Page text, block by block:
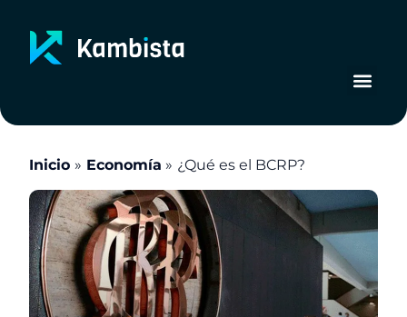
contenido
Inicio Economía ¿Qué es el BCRP?